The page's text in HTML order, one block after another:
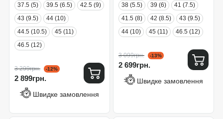
37.5 (5)
39.5 (6.5)
42.5 (9)
43 (9.5)
44 (10)
44.5 (10.5)
45 (11)
46.5 (12)
3 299грн. -12%
2 899грн.
Швидке замовлення
38 (5.5)
39 (6)
41 (7.5)
41.5 (8)
42 (8.5)
43 (9.5)
44 (10)
45 (11) 46.5 (12)
3 099грн. -13%
2 699грн.
Швидке замовлення